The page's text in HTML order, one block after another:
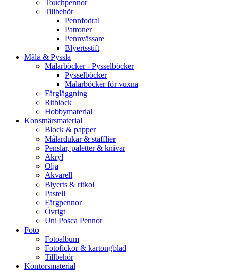
Touchpennor
Tillbehör
Pennfodral
Patroner
Pennvässare
Blyertsstift
Måla & Pyssla
Målarböcker - Pysselböcker
Pysselböcker
Målarböcker för vuxna
Färgläggning
Ritblock
Hobbymaterial
Konstnärsmaterial
Block & papper
Målardukar & stafflier
Penslar, paletter & knivar
Akryl
Olja
Akvarell
Blyerts & ritkol
Pastell
Färgpennor
Övrigt
Uni Posca Pennor
Foto
Fotoalbum
Fotofickor & kartongblad
Tillbehör
Kontorsmaterial